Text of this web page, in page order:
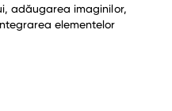
adăugarea imaginilor,
elementelor